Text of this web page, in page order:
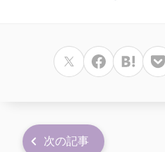
次の記事